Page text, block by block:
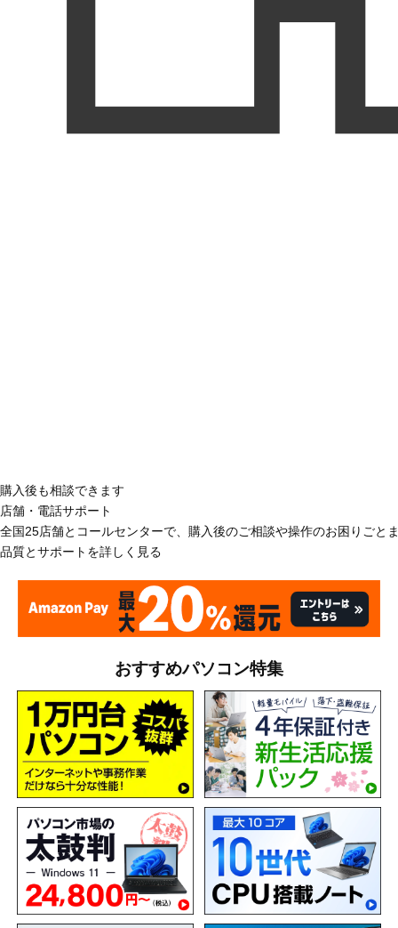
購入後も相談できます
店舗・電話サポート
全国25店舗とコールセンターで、購入後のご相談や操作のお困りごと
品質とサポートを詳しく見る
おすすめパソコン特集